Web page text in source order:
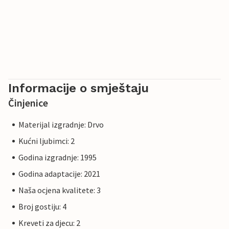
Informacije o smještaju
Činjenice
Materijal izgradnje: Drvo
Kućni ljubimci: 2
Godina izgradnje: 1995
Godina adaptacije: 2021
Naša ocjena kvalitete: 3
Broj gostiju: 4
Kreveti za djecu: 2